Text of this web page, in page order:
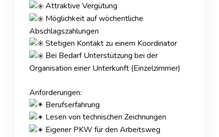
Attraktive Vergütung
Möglichkeit auf wöchentliche
Abschlagszahlungen
Stetigen Kontakt zu einem Koordinator
Bei Bedarf Unterstützung bei der
Organisation einer Unterkunft (Einzelzimmer)
Anforderungen:
Berufserfahrung
Lesen von technischen Zeichnungen
Eigener PKW für den Arbeitsweg